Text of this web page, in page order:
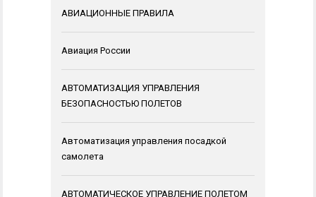
АВИАЦИОННЫЕ ПРАВИЛА
Авиация России
АВТОМАТИЗАЦИЯ УПРАВЛЕНИЯ
БЕЗОПАСНОСТЬЮ ПОЛЕТОВ
Автоматизация управления посадкой
самолета
АВТОМАТИЧЕСКОЕ УПРАВЛЕНИЕ ПОЛЕТОМ